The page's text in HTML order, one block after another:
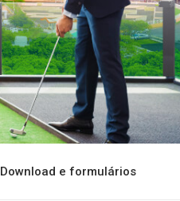
Download e formulários